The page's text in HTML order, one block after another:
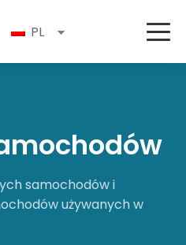
PL
samochodów i
używanych w